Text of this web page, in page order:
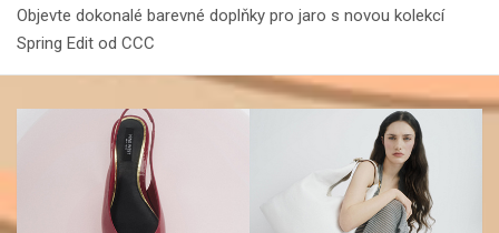
Objevte dokonalé barevné doplňky pro jaro s novou kolekcí
Spring Edit od CCC